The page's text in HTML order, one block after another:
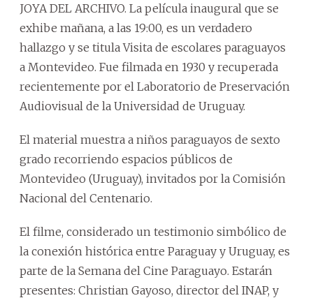
JOYA DEL ARCHIVO. La película inaugural que se
exhibe mañana, a las 19:00, es un verdadero
hallazgo y se titula Visita de escolares paraguayos
a Montevideo. Fue filmada en 1930 y recuperada
recientemente por el Laboratorio de Preservación
Audiovisual de la Universidad de Uruguay.
El material muestra a niños paraguayos de sexto
grado recorriendo espacios públicos de
Montevideo (Uruguay), invitados por la Comisión
Nacional del Centenario.
El filme, considerado un testimonio simbólico de
la conexión histórica entre Paraguay y Uruguay, es
parte de la Semana del Cine Paraguayo. Estarán
presentes: Christian Gayoso, director del INAP, y